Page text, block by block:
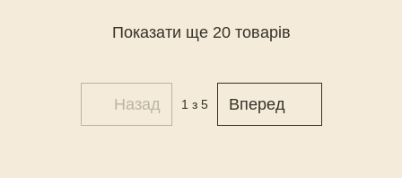
Показати ще 20 товарів
Назад 1 з 5 Вперед